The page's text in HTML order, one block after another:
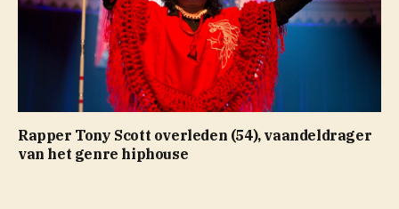
Rapper Tony Scott overleden (54), vaandeldrager
van het genre hiphouse